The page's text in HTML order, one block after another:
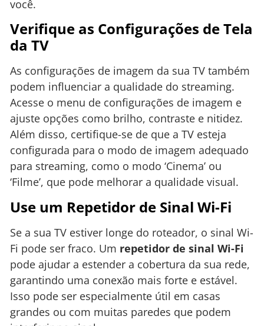
você.
Verifique as Configurações de Tela
da TV
As configurações de imagem da sua TV também
podem influenciar a qualidade do streaming.
Acesse o menu de configurações de imagem e
ajuste opções como brilho, contraste e nitidez.
Além disso, certifique-se de que a TV esteja
configurada para o modo de imagem adequado
para streaming, como o modo ‘Cinema’ ou
‘Filme’, que pode melhorar a qualidade visual.
Use um Repetidor de Sinal Wi-Fi
Se a sua TV estiver longe do roteador, o sinal Wi-
Fi pode ser fraco. Um repetidor de sinal Wi-Fi
pode ajudar a estender a cobertura da sua rede,
garantindo uma conexão mais forte e estável.
Isso pode ser especialmente útil em casas
grandes ou com muitas paredes que podem